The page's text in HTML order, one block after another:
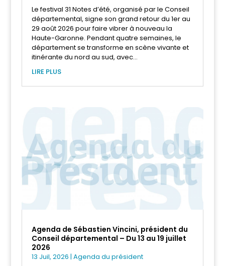
Le festival 31 Notes d’été, organisé par le Conseil
départemental, signe son grand retour du 1er au
29 août 2026 pour faire vibrer à nouveau la
Haute-Garonne. Pendant quatre semaines, le
département se transforme en scène vivante et
itinérante du nord au sud, avec...
LIRE PLUS
Agenda de Sébastien Vincini, président du
Conseil départemental – Du 13 au 19 juillet
2026
13 Juil, 2026 | Agenda du président